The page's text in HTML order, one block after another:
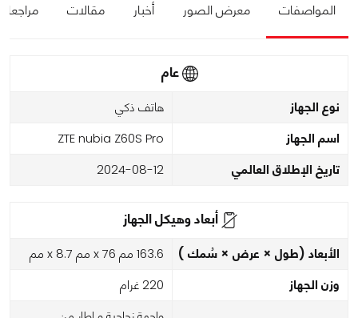
المواصفات معرض الصور أخبار مقالات
عام
نوع الجهاز هاتف ذكي
اسم الجهاز ZTE nubia Z60S Pro
تاريخ الإطلاق العالمي 2024-08-12
أبعاد وهيكل الجهاز
الأبعاد (طول × عرض × سُمك ) 163.6 مم x 76 مم x 8.7 مم
وزن الجهاز 220 غرام